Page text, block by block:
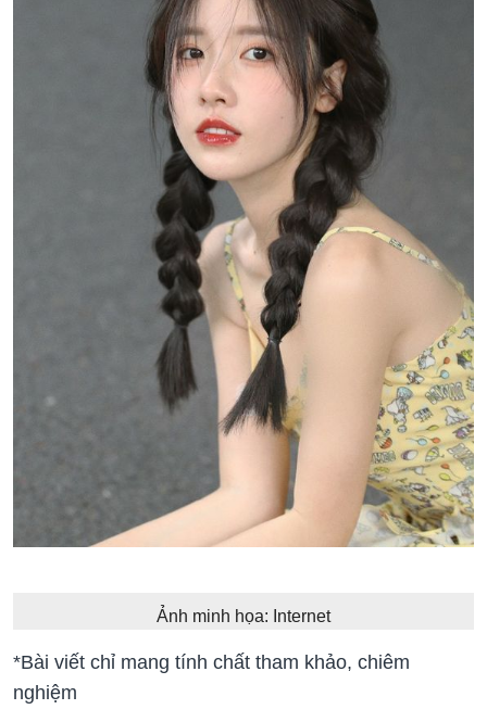
Ảnh minh họa: Internet
*Bài viết chỉ mang tính chất tham khảo, chiêm
nghiệm